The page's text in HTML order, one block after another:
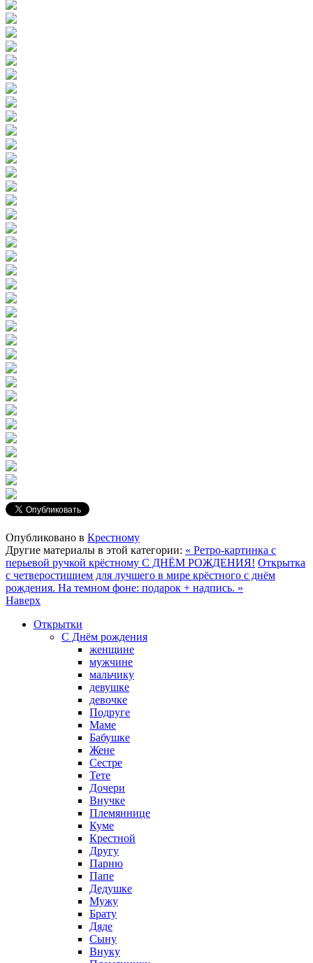
Опубликовано в Крестному
Другие материалы в этой категории: « Ретро-картинка с
перьевой ручкой крёстному С ДНЁМ РОЖДЕНИЯ! Открытка
с четверостишием для лучшего в мире крёстного с днём
рождения. На темном фоне: подарок + надпись. »
Наверх
Открытки
С Днём рождения
женщине
мужчине
мальчику
девушке
девочке
Подруге
Маме
Бабушке
Жене
Сестре
Тете
Дочери
Внучке
Племяннице
Куме
Крестной
Другу
Парню
Папе
Дедушке
Мужу
Брату
Дяде
Сыну
Внуку